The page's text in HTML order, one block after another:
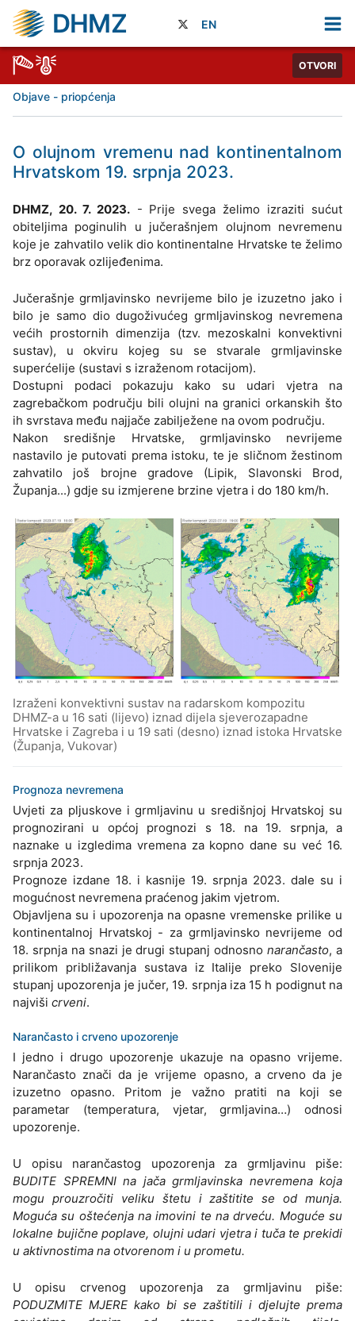
DHMZ EN
OTVORI
Objave - priopćenja
O olujnom vremenu nad kontinentalnom
Hrvatskom 19. srpnja 2023.
DHMZ, 20. 7. 2023.- Prije svega želimo izraziti sućut
obiteljima poginulih u jučerašnjem olujnom nevremenu
koje je zahvatilo velik dio kontinentalne Hrvatske te želimo
brz oporavak ozlijeđenima.
Jučerašnje grmljavinsko nevrijeme bilo je izuzetno jako i
bilo je samo dio dugoživućeg grmljavinskog nevremena
većih prostornih dimenzija (tzv. mezoskalni konvektivni
sustav), u okviru kojeg su se stvarale grmljavinske
superćelije (sustavi s izraženom rotacijom).
Dostupni podaci pokazuju kako su udari vjetra na
zagrebačkom području bili olujni na granici orkanskih što
ih svrstava među najjače zabilježene na ovom području.
Nakon središnje Hrvatske, grmljavinsko nevrijeme
nastavilo je putovati prema istoku, te je sličnom žestinom
zahvatilo još brojne gradove (Lipik, Slavonski Brod,
Županja...) gdje su izmjerene brzine vjetra i do 180 km/h.
Izraženi konvektivni sustav na radarskom kompozitu
DHMZ-a u 16 sati (lijevo) iznad dijela sjeverozapadne
Hrvatske i Zagreba i u 19 sati (desno) iznad istoka Hrvatske
(Županja, Vukovar)
Prognoza nevremena
Uvjeti za pljuskove i grmljavinu u središnjoj Hrvatskoj su
prognozirani u općoj prognozi s 18. na 19. srpnja, a
naznake u izgledima vremena za kopno dane su već 16.
srpnja 2023.
Prognoze izdane 18. i kasnije 19. srpnja 2023. dale su i
mogućnost nevremena praćenog jakim vjetrom.
Objavljena su i upozorenja na opasne vremenske prilike u
kontinentalnoj Hrvatskoj - za grmljavinsko nevrijeme od
18. srpnja na snazi je drugi stupanj odnosnonarančasto, a
prilikom približavanja sustava iz Italije preko Slovenije
stupanj upozorenja je jučer, 19. srpnja iza 15 h podignut na
najviši crveni.
Narančasto i crveno upozorenje
I jedno i drugo upozorenje ukazuje na opasno vrijeme.
Narančasto znači da je vrijeme opasno, a crveno da je
izuzetno opasno. Pritom je važno pratiti na koji se
parametar (temperatura, vjetar, grmljavina…) odnosi
upozorenje.
U opisu narančastog upozorenja za grmljavinu piše:
BUDITE SPREMNI na jača grmljavinska nevremena koja
mogu prouzročiti veliku štetu i zaštitite se od munja.
Moguća su oštećenja na imovini te na drveću. Moguće su
lokalne bujične poplave, olujni udari vjetra i tuča te prekidi
u aktivnostima na otvorenom i u prometu.
U opisu crvenog upozorenja za grmljavinu piše:
PODUZMITE MJERE kako bi se zaštitili i djelujte prema